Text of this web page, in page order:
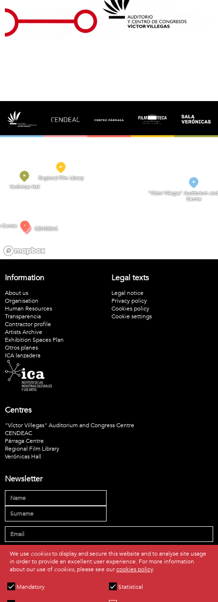
"Víctor Villegas" Auditorium
Centre
CENDEAC
Centre
Regional Film Library
Verónicas Hall
Information
About us
Organisation
Human Resources
Transparencia
Contractor profile
Artists Archive
Exhibition Spaces Plan
Otros planes
ICA lanzadera
Legal texts
Legal notice
Privacy policy
Cookies policy
Cookie settings
Centres
"Víctor Villegas" Auditorium and Congress Centre
CENDEAC
Párraga Centre
Regional Film Library
Verónicas Hall
Newsletter
* I have read and accept the privacy policy
SUSCRIBE
We use cookiesto display and secure this website and to analyse site usage
in order to provide an excellent user experience. For more information
about our use of cookies, please see ourcookies policy.
Mandatory Statistical